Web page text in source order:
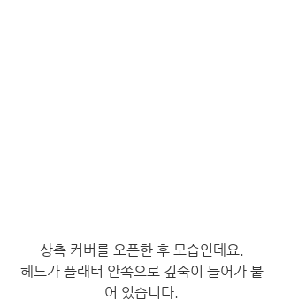
상측 커버를 오픈한 후 모습인데요.
헤드가 플래터 안쪽으로 깊숙이 들어가 붙
어 있습니다.